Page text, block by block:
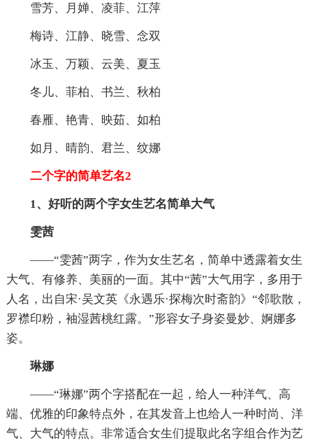
雪芳、月婵、凌菲、江萍
梅诗、江静、晓雪、念双
冰玉、万颖、云美、夏玉
冬儿、菲柏、书兰、秋柏
春雁、艳青、映茹、如柏
如月、晴韵、君兰、纹娜
二个字的简单艺名2
1、好听的两个字女生艺名简单大气
雯茜
——“雯茜”两字，作为女生艺名，简单中透露着女生
大气、有修养、美丽的一面。其中“茜”大气用字，多用于
人名，出自宋·吴文英《永遇乐·探梅次时斋韵》“邻歌散，
罗襟印粉，袖湿茜桃红露。”形容女子身姿曼妙、婀娜多
姿。
琳娜
——“琳娜”两个字搭配在一起，给人一种洋气、高
端、优雅的印象特点外，在其发音上也给人一种时尚、洋
气、大气的特点。非常适合女生们提取此名字组合作为艺